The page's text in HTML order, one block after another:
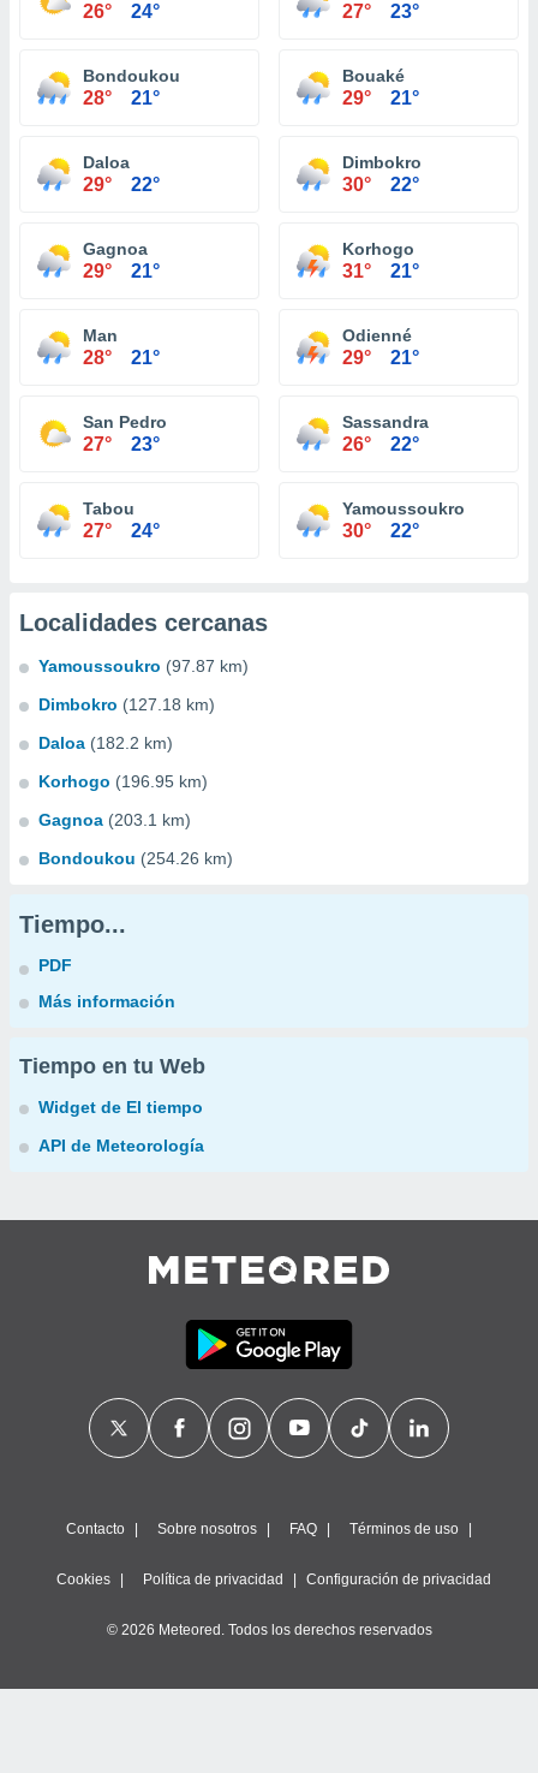
26° 24° 27° 23°
Bondoukou
28° 21°
Bouaké
29° 21°
Daloa
29° 22°
Dimbokro
30° 22°
Gagnoa
29° 21°
Korhogo
31° 21°
Man
28° 21°
Odienné
29° 21°
San Pedro
27° 23°
Sassandra
26° 22°
Tabou
27° 24°
Yamoussoukro
30° 22°
Localidades cercanas
Yamoussoukro (97.87 km)
Dimbokro (127.18 km)
Daloa (182.2 km)
Korhogo (196.95 km)
Gagnoa (203.1 km)
Bondoukou (254.26 km)
Tiempo...
PDF
Más información
Tiempo en tu Web
Widget de El tiempo
API de Meteorología
Contacto Sobre nosotros FAQ Términos de uso
Cookies Política de privacidad Configuración de privacidad
© 2026 Meteored. Todos los derechos reservados